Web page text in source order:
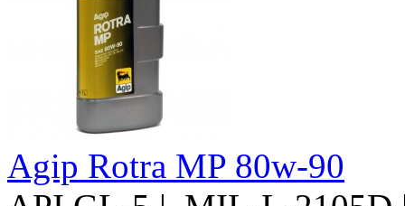
Agip Rotra MP 80w-90